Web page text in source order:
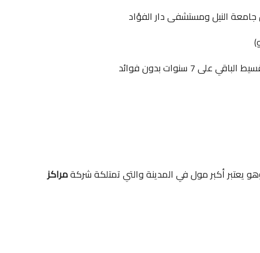
النيل ومستشفى دار الفؤاد
أكبر مول في المدينة والتي تمتلكة شركةمراكز